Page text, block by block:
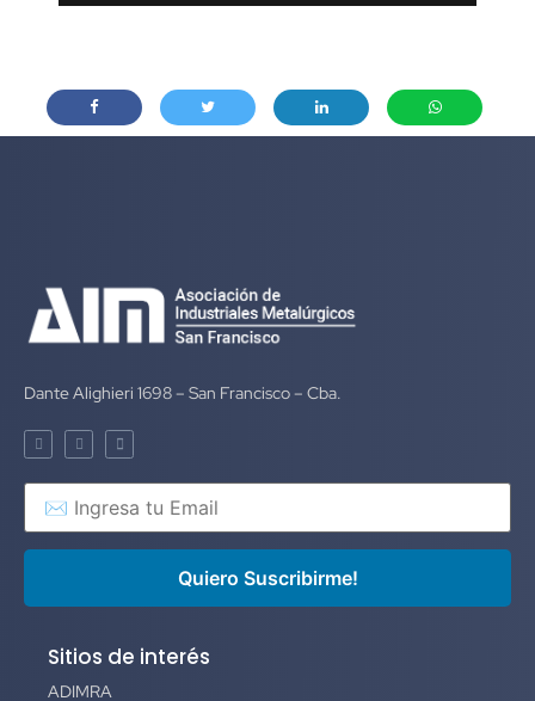
Dante Alighieri 1698 – San Francisco – Cba.
Sitios de interés
ADIMRA